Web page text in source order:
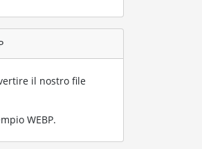
il nostro file
WEBP.